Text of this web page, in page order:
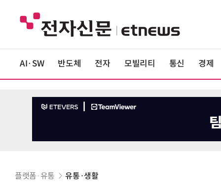
AI·SW 반도체 전자 모빌리티 통신 경제
플랫폼·유통 유통·생활